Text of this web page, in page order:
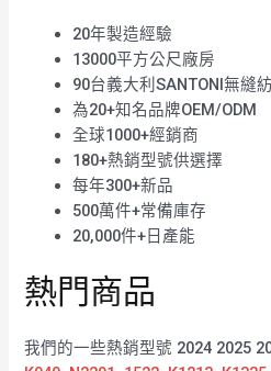
20年製造經驗
13000平方公尺廠房
90台義大利SANTONI無縫
為20+知名品牌OEM/ODM
全球1000+經銷商
180+熱銷型號供選擇
每年300+新品
500萬件+常備庫存
20,000件+日產能
熱門商品
我們的一些熱銷型號 2024 2025